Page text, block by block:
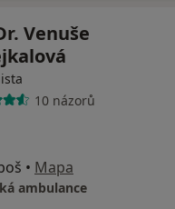
Venuše
10 názorů
• Mapa
ambulance